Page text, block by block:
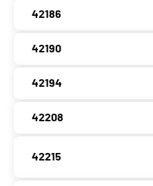
42186
42190
42194
42208
42215